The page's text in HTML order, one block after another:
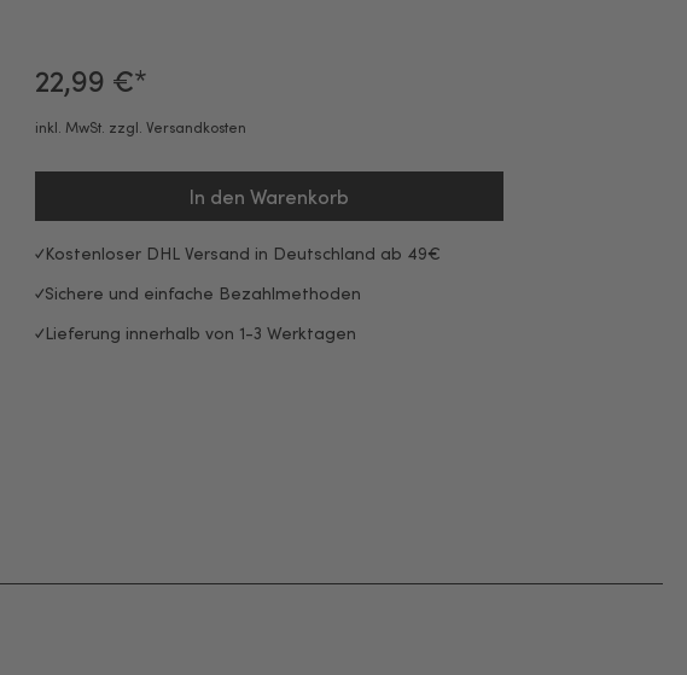
22,99 €*
inkl. MwSt. zzgl. Versandkosten
In den Warenkorb
Kostenloser DHL Versand in Deutschland ab 49€
Sichere und einfache Bezahlmethoden
Lieferung innerhalb von 1-3 Werktagen